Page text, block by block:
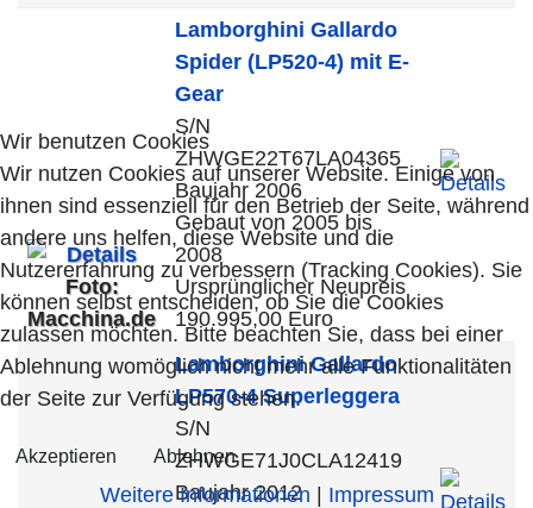
Foto:
Macchina.de
Lamborghini Gallardo
Spider (LP520-4) mit E-
Gear
S/N
ZHWGE22T67LA04365
Baujahr 2006
Gebaut von 2005 bis
2008
Ursprünglicher Neupreis
190.995,00 Euro
LamborghiniGallardo
LP570-4 Superleggera
S/N
ZHWGE71J0CLA12419
Baujahr 2012
Wir benutzen Cookies
Wir nutzen Cookies auf unserer Website. Einige von
ihnen sind essenziell für den Betrieb der Seite, während
andere uns helfen, diese Website und die
Nutzererfahrung zu verbessern (Tracking Cookies). Sie
können selbst entscheiden, ob Sie die Cookies
zulassen möchten. Bitte beachten Sie, dass bei einer
Ablehnung womöglich nicht mehr alle Funktionalitäten
der Seite zur Verfügung stehen.
Akzeptieren Ablehnen
Weitere Informationen | Impressum